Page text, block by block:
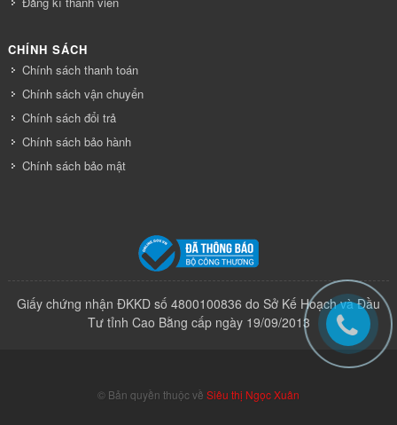
CHÍNH SÁCH
Chính sách thanh toán
Chính sách vận chuyển
Chính sách đổi trả
Chính sách bảo hành
Chính sách bảo mật
Giấy chứng nhận ĐKKD số 4800100836 do Sở Kế Hoạch và Đầu
Tư tỉnh Cao Bằng cấp ngày 19/09/2013
© Bản quyền thuộc về Siêu thị Ngọc Xuân